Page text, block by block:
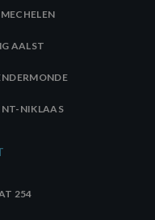
AALST
NIKLAAS
254